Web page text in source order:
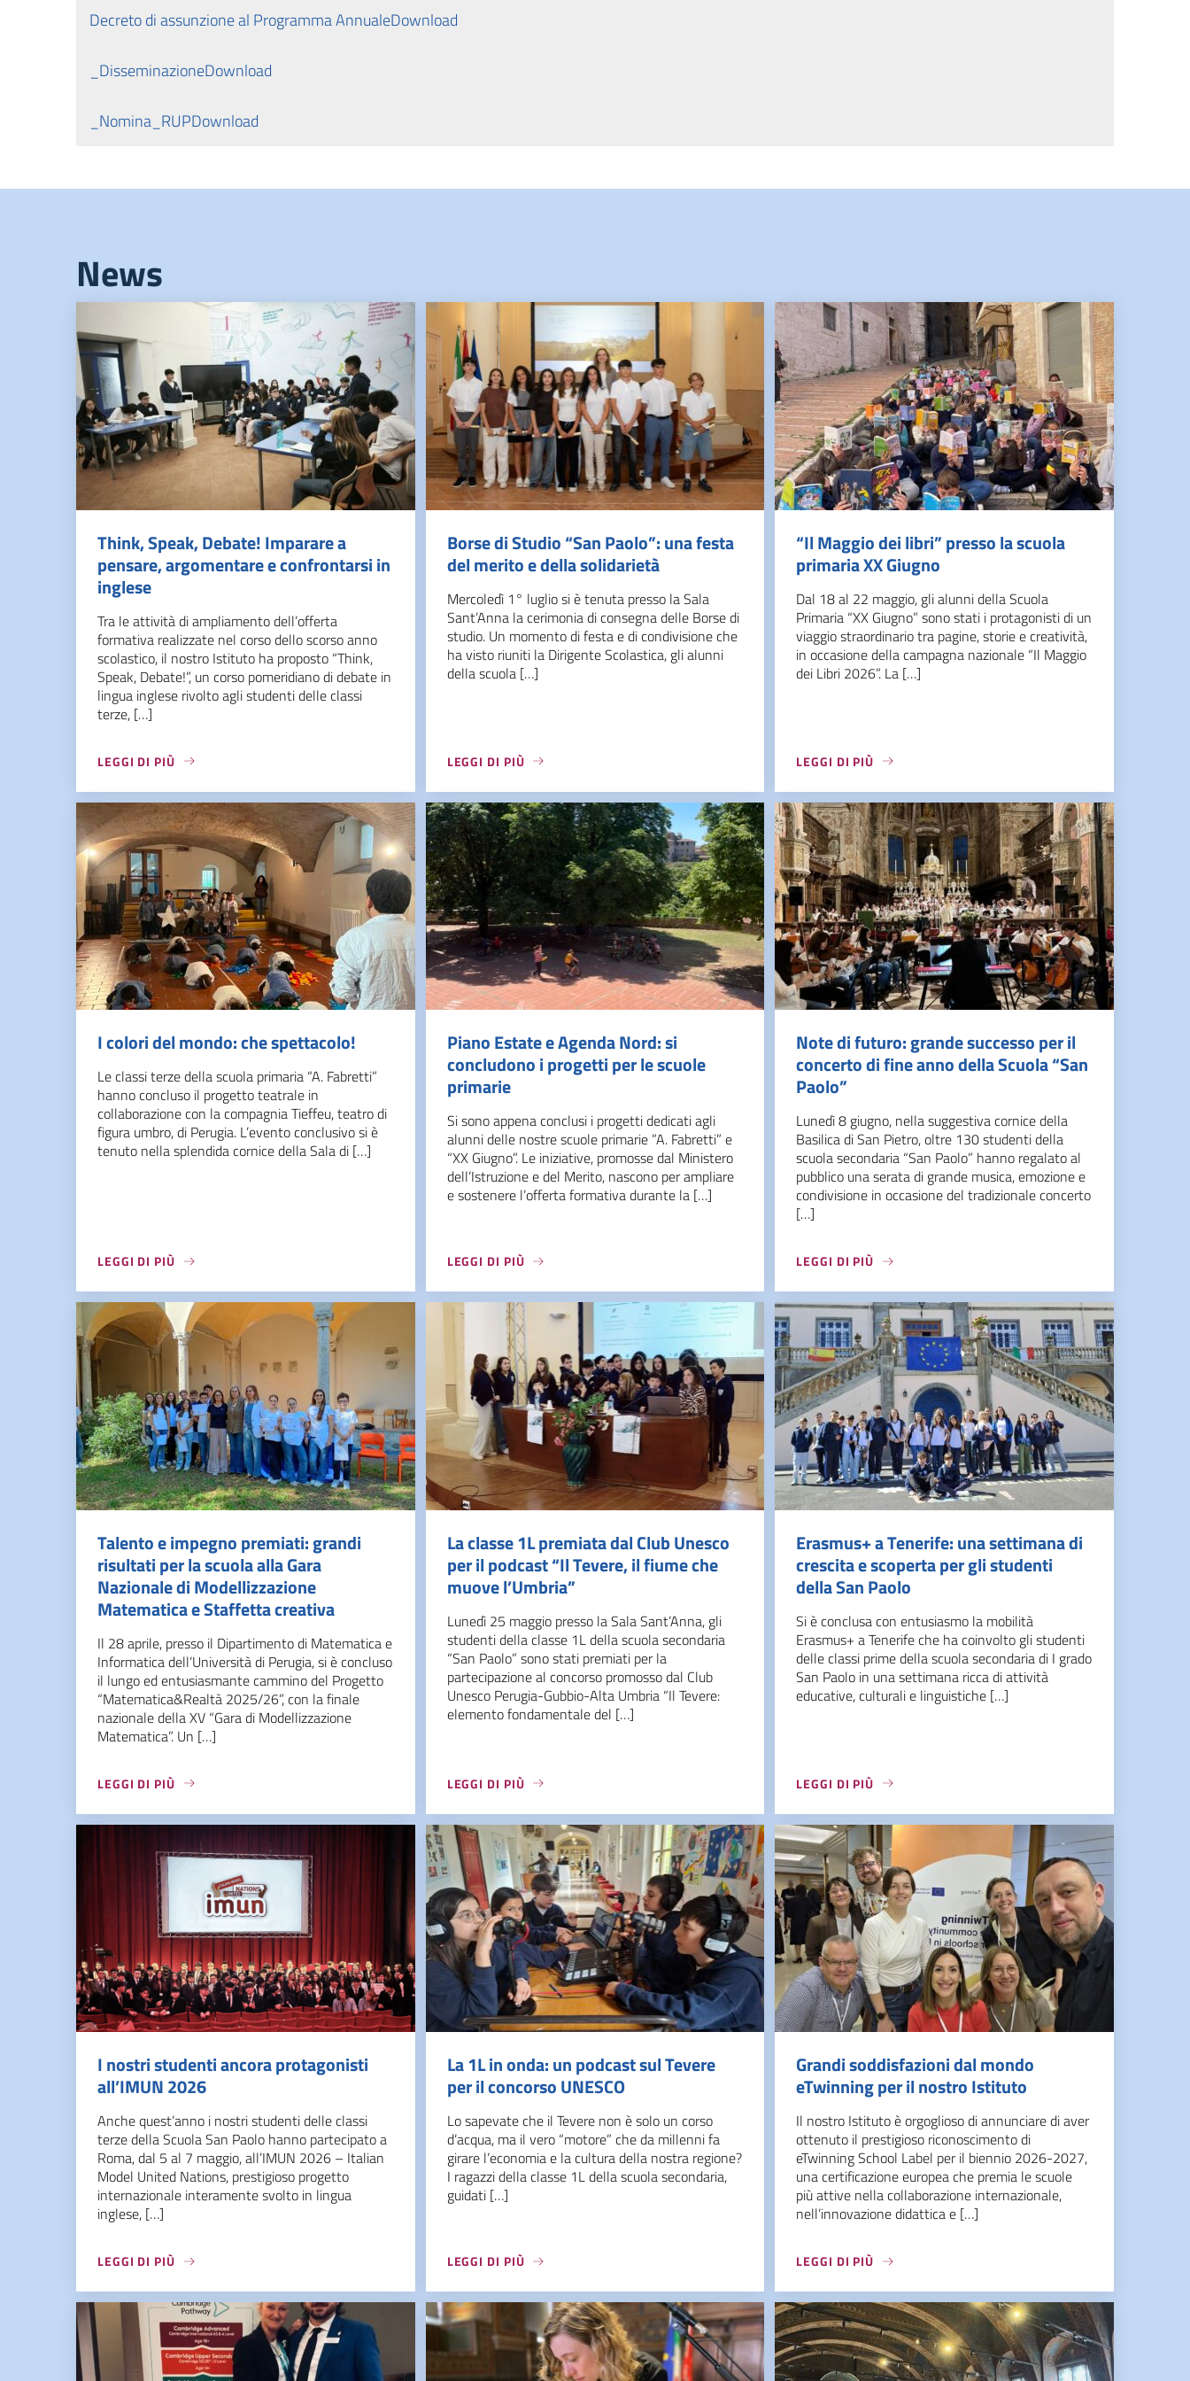
Decreto di assunzione al Programma AnnualeDownload
_DisseminazioneDownload
_Nomina_RUPDownload
News
Think, Speak, Debate! Imparare a
pensare, argomentare e confrontarsi in
inglese
Tra le attività di ampliamento dell’offerta
formativa realizzate nel corso dello scorso anno
scolastico, il nostro Istituto ha proposto “Think,
Speak, Debate!”, un corso pomeridiano di debate in
lingua inglese rivolto agli studenti delle classi
terze, […]
LEGGI DI PIÙ
Borse di Studio “San Paolo”: una festa
del merito e della solidarietà
Mercoledì 1° luglio si è tenuta presso la Sala
Sant’Anna la cerimonia di consegna delle Borse di
studio. Un momento di festa e di condivisione che
ha visto riuniti la Dirigente Scolastica, gli alunni
della scuola […]
LEGGI DI PIÙ
“Il Maggio dei libri” presso la scuola
primaria XX Giugno
Dal 18 al 22 maggio, gli alunni della Scuola
Primaria “XX Giugno” sono stati i protagonisti di un
viaggio straordinario tra pagine, storie e creatività,
in occasione della campagna nazionale “Il Maggio
dei Libri 2026”. La […]
LEGGI DI PIÙ
I colori del mondo: che spettacolo!
Le classi terze della scuola primaria “A. Fabretti”
hanno concluso il progetto teatrale in
collaborazione con la compagnia Tieffeu, teatro di
figura umbro, di Perugia. L’evento conclusivo si è
tenuto nella splendida cornice della Sala di […]
LEGGI DI PIÙ
Piano Estate e Agenda Nord: si
concludono i progetti per le scuole
primarie
Si sono appena conclusi i progetti dedicati agli
alunni delle nostre scuole primarie ”A. Fabretti” e
“XX Giugno”. Le iniziative, promosse dal Ministero
dell’Istruzione e del Merito, nascono per ampliare
e sostenere l’offerta formativa durante la […]
LEGGI DI PIÙ
Note di futuro: grande successo per il
concerto di fine anno della Scuola “San
Paolo”
Lunedì 8 giugno, nella suggestiva cornice della
Basilica di San Pietro, oltre 130 studenti della
scuola secondaria “San Paolo” hanno regalato al
pubblico una serata di grande musica, emozione e
condivisione in occasione del tradizionale concerto
[…]
LEGGI DI PIÙ
Talento e impegno premiati: grandi
risultati per la scuola alla Gara
Nazionale di Modellizzazione
Matematica e Staffetta creativa
Il 28 aprile, presso il Dipartimento di Matematica e
Informatica dell’Università di Perugia, si è concluso
il lungo ed entusiasmante cammino del Progetto
“Matematica&Realtà 2025/26”, con la finale
nazionale della XV “Gara di Modellizzazione
Matematica”. Un […]
LEGGI DI PIÙ
La classe 1L premiata dal Club Unesco
per il podcast “Il Tevere, il fiume che
muove l’Umbria”
Lunedì 25 maggio presso la Sala Sant’Anna, gli
studenti della classe 1L della scuola secondaria
“San Paolo” sono stati premiati per la
partecipazione al concorso promosso dal Club
Unesco Perugia-Gubbio-Alta Umbria “Il Tevere:
elemento fondamentale del […]
LEGGI DI PIÙ
Erasmus+ a Tenerife: una settimana di
crescita e scoperta per gli studenti
della San Paolo
Si è conclusa con entusiasmo la mobilità
Erasmus+ a Tenerife che ha coinvolto gli studenti
delle classi prime della scuola secondaria di I grado
San Paolo in una settimana ricca di attività
educative, culturali e linguistiche […]
LEGGI DI PIÙ
I nostri studenti ancora protagonisti
all’IMUN 2026
Anche quest’anno i nostri studenti delle classi
terze della Scuola San Paolo hanno partecipato a
Roma, dal 5 al 7 maggio, all’IMUN 2026 – Italian
Model United Nations, prestigioso progetto
internazionale interamente svolto in lingua
inglese, […]
LEGGI DI PIÙ
La 1L in onda: un podcast sul Tevere
per il concorso UNESCO
Lo sapevate che il Tevere non è solo un corso
d’acqua, ma il vero “motore” che da millenni fa
girare l’economia e la cultura della nostra regione?
I ragazzi della classe 1L della scuola secondaria,
guidati […]
LEGGI DI PIÙ
Grandi soddisfazioni dal mondo
eTwinning per il nostro Istituto
Il nostro Istituto è orgoglioso di annunciare di aver
ottenuto il prestigioso riconoscimento di
eTwinning School Label per il biennio 2026-2027,
una certificazione europea che premia le scuole
più attive nella collaborazione internazionale,
nell’innovazione didattica e […]
LEGGI DI PIÙ